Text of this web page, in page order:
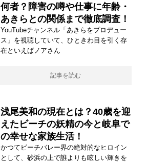
何者？障害の噂や仕事に年齢・
あきらとの関係まで徹底調査！
YouTubeチャンネル「あきらをプロデュー
ス」を視聴していて、ひときわ目を引く存
在といえばノアさん
記事を読む
浅尾美和の現在とは？40歳を迎
えたビーチの妖精の今と岐阜で
の幸せな家族生活！
かつてビーチバレー界の絶対的なヒロイン
として、砂浜の上で誰よりも眩しい輝きを